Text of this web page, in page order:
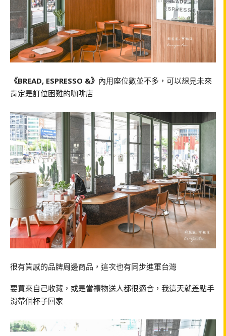
《BREAD, ESPRESSO &》 內用座位數並不多，可以想見未來
肯定是訂位困難的咖啡店
很有質感的品牌周邊商品，這次也有同步進軍台灣
要買來自己收藏，或是當禮物送人都很適合，我這天就差點手
滑帶個杯子回家